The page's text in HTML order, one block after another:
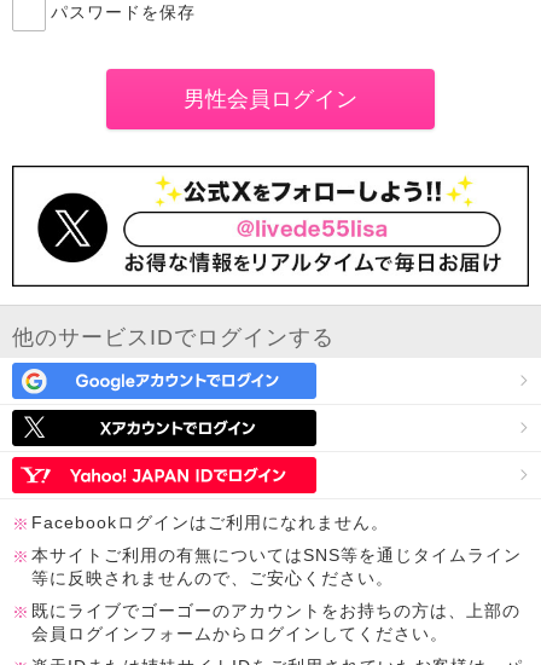
パスワードを保存
他のサービスIDでログインする
Facebookログインはご利用になれません。
本サイトご利用の有無についてはSNS等を通じタイムライン
等に反映されませんので、ご安心ください。
既にライブでゴーゴーのアカウントをお持ちの方は、上部の
会員ログインフォームからログインしてください。